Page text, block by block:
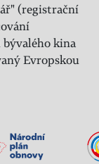
(registrační
kina
Evropskou